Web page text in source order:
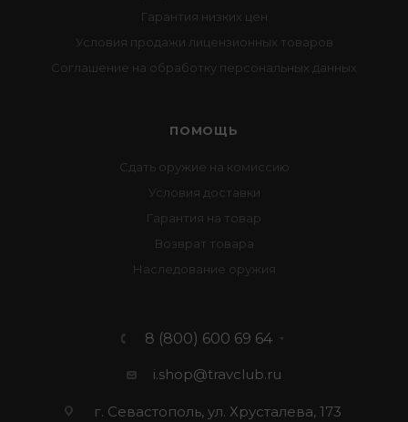
Гарантия низких цен
Условия продажи лицензионных товаров
Соглашение на обработку персональных данных
ПОМОЩЬ
Сдать оружие на комиссию
Условия доставки
Гарантия на товар
Возврат товара
Наследование оружия
8 (800) 600 69 64
i.shop@travclub.ru
г. Севастополь, ул. Хрусталева, 173